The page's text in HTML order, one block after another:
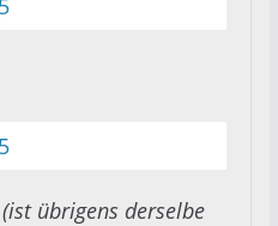
übrigens derselbe